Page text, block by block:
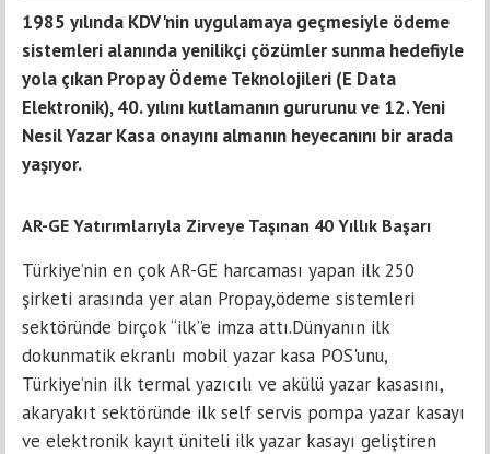
1985 yılında KDV'nin uygulamaya geçmesiyle ödeme
sistemleri alanında yenilikçi çözümler sunma hedefiyle
yola çıkan Propay Ödeme Teknolojileri (E Data
Elektronik), 40. yılını kutlamanın gururunu ve 12. Yeni
Nesil Yazar Kasa onayını almanın heyecanını bir arada
yaşıyor.
AR-GE Yatırımlarıyla Zirveye Taşınan 40 Yıllık Başarı
Türkiye’nin en çok AR-GE harcaması yapan ilk 250
şirketi arasında yer alan Propay,ödeme sistemleri
sektöründe birçok “ilk”e imza attı.Dünyanın ilk
dokunmatik ekranlı mobil yazar kasa POS'unu,
Türkiye’nin ilk termal yazıcılı ve akülü yazar kasasını,
akaryakıt sektöründe ilk self servis pompa yazar kasayı
ve elektronik kayıt üniteli ilk yazar kasayı geliştiren